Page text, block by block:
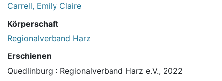
Carrell, Emily Claire
Körperschaft
Regionalverband Harz
Erschienen
Quedlinburg : Regionalverband Harz e.V., 2022